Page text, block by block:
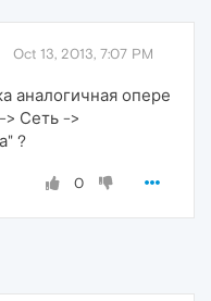
Oct 13, 2013, 7:07 PM
аналогичная опере
> Сеть ->
?
0